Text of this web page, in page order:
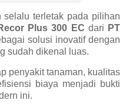
selalu terletak pada pilihan
Plus 300 EC dari PT
solusi inovatif dengan
sudah dikenal luas.
penyakit tanaman, kualitas
biaya menjadi bukti
ini.